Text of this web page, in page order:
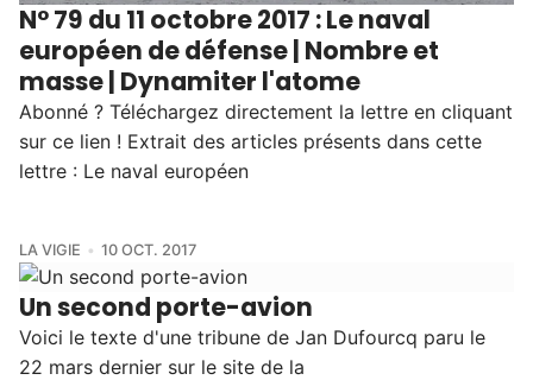
N° 79 du 11 octobre 2017 : Le naval
européen de défense | Nombre et
masse | Dynamiter l'atome
Abonné ? Téléchargez directement la lettre en cliquant
sur ce lien ! Extrait des articles présents dans cette
lettre : Le naval européen
LA VIGIE 10 OCT. 2017
Un second porte-avion
Voici le texte d'une tribune de Jan Dufourcq paru le
22 mars dernier sur le site de la